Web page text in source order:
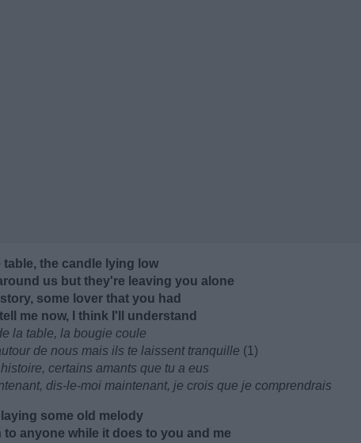
the candle lying low
us but they're leaving you alone
some lover that you had
me now, I think I'll understand
la table, la bougie coule
de nous mais ils te laissent tranquille (1)
certains amants que tu a eus
dis-le-moi maintenant, je crois que je comprendrais
some old melody
to anyone while it does to you and me